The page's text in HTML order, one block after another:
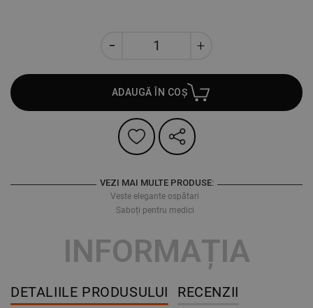
ADAUGĂ ÎN COȘ
VEZI MAI MULTE PRODUSE:
Veste elegante ospătari
Saboți pentru medici
INFORMAȚIA
DETALIILE PRODUSULUI RECENZII